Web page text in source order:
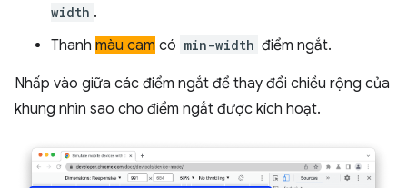
width .
Thanh màu cam có min-width điểm ngắt.
Nhấp vào giữa các điểm ngắt để thay đổi chiều rộng của
khung nhìn sao cho điểm ngắt được kích hoạt.